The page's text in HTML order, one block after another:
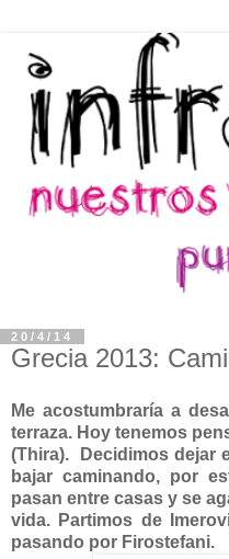
20/4/14
Grecia 2013:
Me acostumbraría a
terraza. Hoy tenemos
(Thira). Decidimos dejar
bajar caminando, por
pasan entre casas y se
vida. Partimos de
pasando por Firostefani.